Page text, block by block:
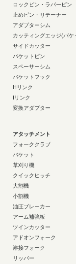
ロックピン・ラバーピン
止めピン・リテーナー
アダプターシム
カッティングエッジ(バケ
サイドカッター
バケットピン
スペーサーシム
バケットフック
Hリンク
Iリンク
変換アダプター
アタッチメント
フォーククラブ
バケット
草刈り機
クイックヒッチ
大割機
小割機
油圧ブレーカー
アーム補強板
ツインカッター
アドオンフォーク
溶接フォーク
リッパー